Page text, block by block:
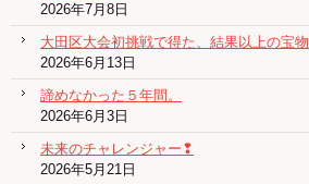
2026年7月8日
大田区大会初挑戦で得た、結果以上の宝物
2026年6月13日
諦めなかった５年間。
2026年6月3日
未来のチャレンジャー❢
2026年5月21日